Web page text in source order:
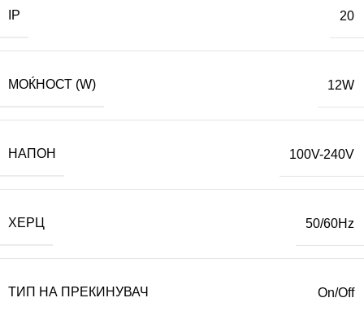
IP 20
МОЌНОСТ (W) 12W
НАПОН 100V-240V
ХЕРЦ 50/60Hz
ТИП НА ПРЕКИНУВАЧ On/Off